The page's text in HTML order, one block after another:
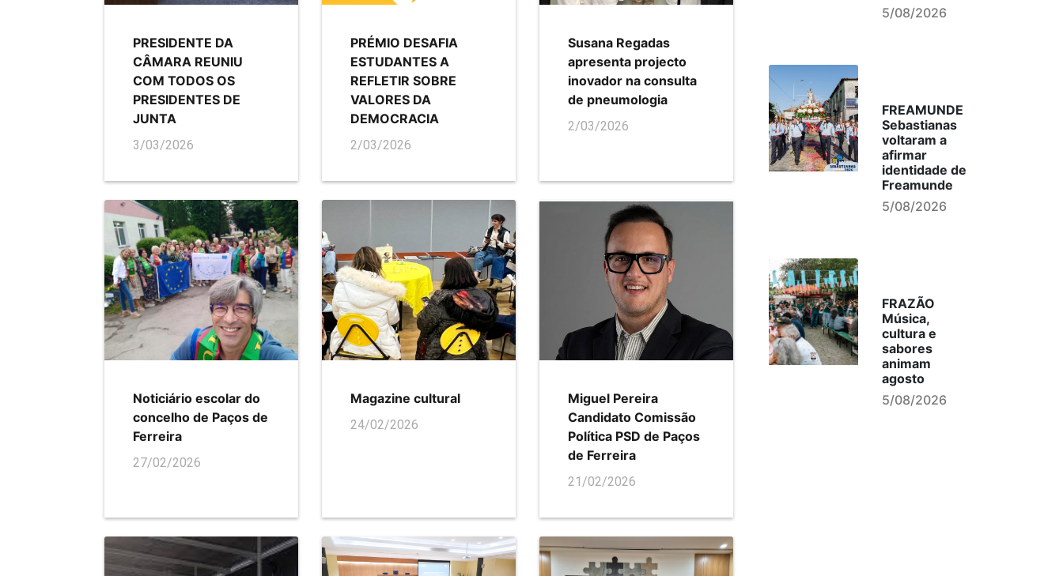
PRESIDENTE DA
CÂMARA REUNIU
COM TODOS OS
PRESIDENTES DE
JUNTA
3/03/2026
PRÉMIO DESAFIA
ESTUDANTES A
REFLETIR SOBRE
VALORES DA
DEMOCRACIA
2/03/2026
Susana Regadas
apresenta projecto
inovador na consulta
de pneumologia
2/03/2026
Noticiário escolar do
concelho de Paços de
Ferreira
27/02/2026
Magazine cultural
24/02/2026
Miguel Pereira
Candidato Comissão
Política PSD de Paços
de Ferreira
21/02/2026
5/08/2026
FREAMUNDE
Sebastianas
voltaram a
afirmar
identidade de
Freamunde
5/08/2026
FRAZÃO
Música,
cultura e
sabores
animam
agosto
5/08/2026